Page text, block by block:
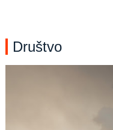
Društvo